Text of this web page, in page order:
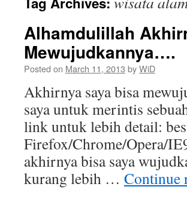
Alhamdulillah
Mewujudkannya….
Posted on March 11, 2013 byWiD
Akhirnya saya bisa
saya untuk merintis
link untuk lebih detail:
Firefox/Chrome/Opera/
akhirnya bisa saya
kurang lebih … Continue